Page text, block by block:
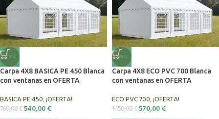
-29%
Carpa 4X8 BASICA PE 450 Blanca
con ventanas en OFERTA
BASICA PE 450,¡OFERTA!
760,00€540,00€
-50%
Carpa 4X8 ECO PVC 700 Blanca
con ventanas en OFERTA
ECO PVC 700,¡OFERTA!
1.150,00€570,00€